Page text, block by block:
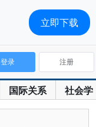
国际关系 社会学
登录 注册
立即下载